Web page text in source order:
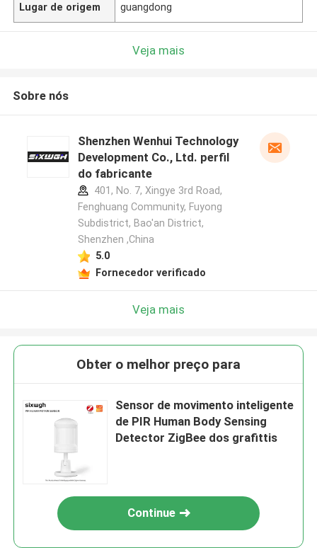
Lugar de origem guangdong
Veja mais
Sobre nós
Shenzhen Wenhui Technology
Development Co., Ltd. perfil
do fabricante
401, No. 7, Xingye 3rd Road,
Fenghuang Community, Fuyong
Subdistrict, Bao'an District,
Shenzhen ,China
5.0
Fornecedor verificado
Veja mais
Obter o melhor preço para
Sensor de movimento inteligente
de PIR Human Body Sensing
Detector ZigBee dos grafittis
Continue